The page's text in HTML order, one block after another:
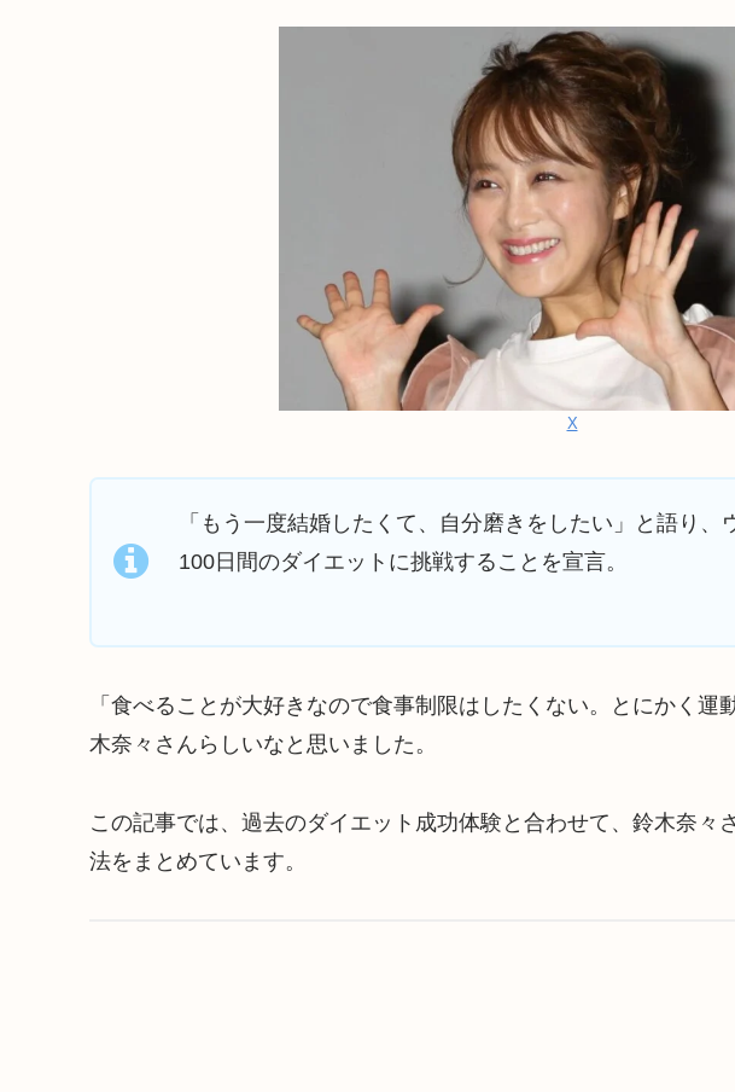
X
「もう一度結婚したくて、自分磨きをしたい」と語り
100日間のダイエットに挑戦することを宣言。
「食べることが大好きなので食事制限はしたくない。とにかく運
木奈々さんらしいなと思いました。
この記事では、過去のダイエット成功体験と合わせて、鈴木奈々
法をまとめています。